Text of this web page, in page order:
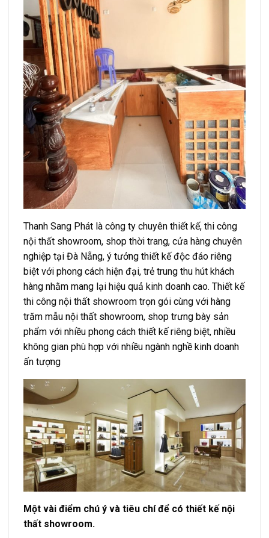
Thanh Sang Phát là công ty chuyên thiết kế, thi công
nội thất showroom, shop thời trang, cửa hàng chuyên
nghiệp tại Đà Nẵng, ý tưởng thiết kế độc đáo riêng
biệt với phong cách hiện đại, trẻ trung thu hút khách
hàng nhằm mang lại hiệu quả kinh doanh cao. Thiết kế
thi công nội thất showroom trọn gói cùng với hàng
trăm mẫu nội thất showroom, shop trưng bày sản
phẩm với nhiều phong cách thiết kế riêng biệt, nhiều
không gian phù hợp với nhiều ngành nghề kinh doanh
ấn tượng
Một vài điểm chú ý và tiêu chí để có thiết kế nội
thất showroom.